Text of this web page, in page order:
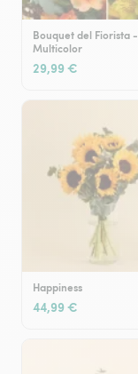
Bouquet del Fiorista -
Multicolor
29,99 €
Happiness
44,99 €